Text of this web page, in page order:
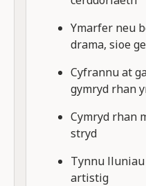
Ymarfer neu
drama, sioe
Cyfrannu at
gymryd rhan
Cymryd rhan
stryd
Tynnu
artistig